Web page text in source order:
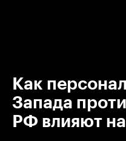
Как
Запада
РФ влияют